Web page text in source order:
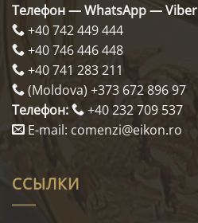
Телефон — WhatsApp — Viber
+40 742 449 444
+40 746 446 448
+40 741 283 211
(Moldova) +373 672 896 97
Телефон:
+40 232 709 537
E-mail: comenzi@eikon.ro
ССЫЛКИ